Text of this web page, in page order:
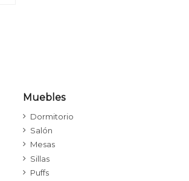
Muebles
Dormitorio
Salón
Mesas
Sillas
Puffs